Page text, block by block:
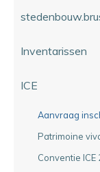
Inventarissen
ICE
Aanvraag
Patrimoine
Conventie ICE